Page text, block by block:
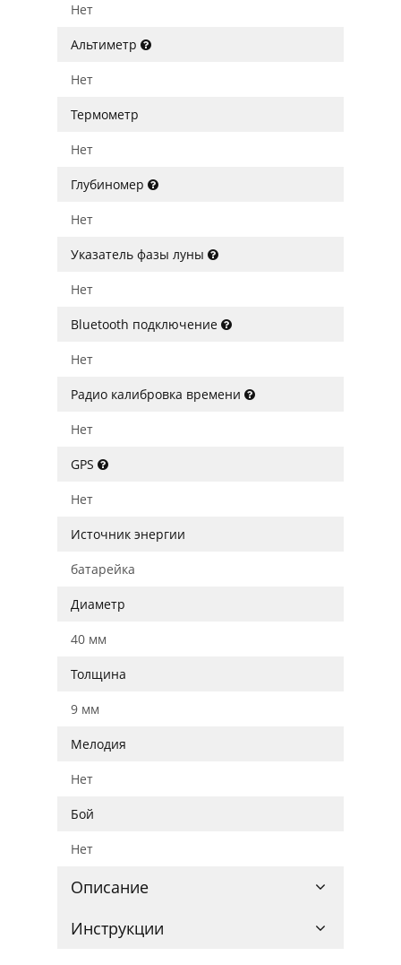
Нет
Альтиметр
Нет
Термометр
Нет
Глубиномер
Нет
Указатель фазы луны
Нет
Bluetooth подключение
Нет
Радио калибровка времени
Нет
GPS
Нет
Источник энергии
батарейка
Диаметр
40 мм
Толщина
9 мм
Мелодия
Нет
Бой
Нет
Описание
Инструкции